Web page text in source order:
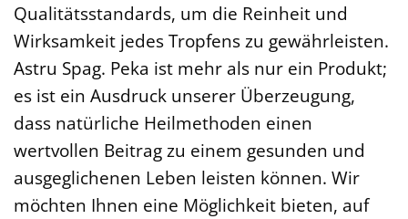
Qualitätsstandards, um die Reinheit und
Wirksamkeit jedes Tropfens zu gewährleisten.
Astru Spag. Peka ist mehr als nur ein Produkt;
es ist ein Ausdruck unserer Überzeugung,
dass natürliche Heilmethoden einen
wertvollen Beitrag zu einem gesunden und
ausgeglichenen Leben leisten können. Wir
möchten Ihnen eine Möglichkeit bieten, auf